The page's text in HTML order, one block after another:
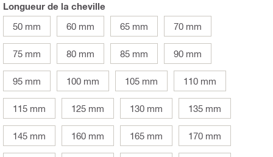
Longueur de la cheville
50 mm
60 mm 65 mm 70 mm
75 mm 80 mm 85 mm 90 mm
95 mm 100 mm 105 mm 110 mm
115 mm 125 mm 130 mm 135 mm
145 mm 160 mm 165 mm 170 mm